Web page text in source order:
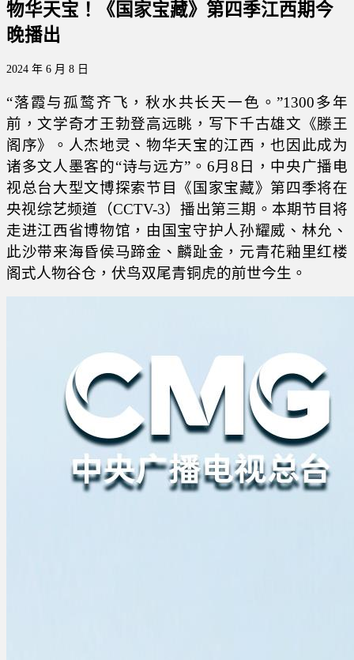
物华天宝！《国家宝藏》第四季江西期今
晚播出
2024 年 6 月 8 日
“落霞与孤鹜齐飞，秋水共长天一色。”1300多年
前，文学奇才王勃登高远眺，写下千古雄文《滕王
阁序》。人杰地灵、物华天宝的江西，也因此成为
诸多文人墨客的“诗与远方”。6月8日，中央广播电
视总台大型文博探索节目《国家宝藏》第四季将在
央视综艺频道（CCTV-3）播出第三期。本期节目将
走进江西省博物馆，由国宝守护人孙耀威、林允、
此沙带来海昏侯马蹄金、麟趾金，元青花釉里红楼
阁式人物谷仓，伏鸟双尾青铜虎的前世今生。